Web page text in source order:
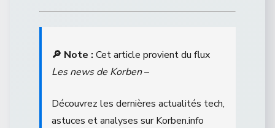
🔎 Note : Cet article provient du flux
Les news de Korben–
Découvrez les dernières actualités tech,
astuces et analyses sur Korben.info